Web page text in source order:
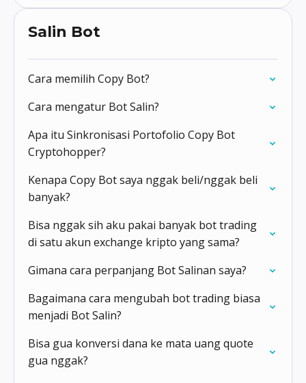
Salin Bot
Cara memilih Copy Bot?
Cara mengatur Bot Salin?
Apa itu Sinkronisasi Portofolio Copy Bot
Cryptohopper?
Kenapa Copy Bot saya nggak beli/nggak beli
banyak?
Bisa nggak sih aku pakai banyak bot trading
di satu akun exchange kripto yang sama?
Gimana cara perpanjang Bot Salinan saya?
Bagaimana cara mengubah bot trading biasa
menjadi Bot Salin?
Bisa gua konversi dana ke mata uang quote
gua nggak?